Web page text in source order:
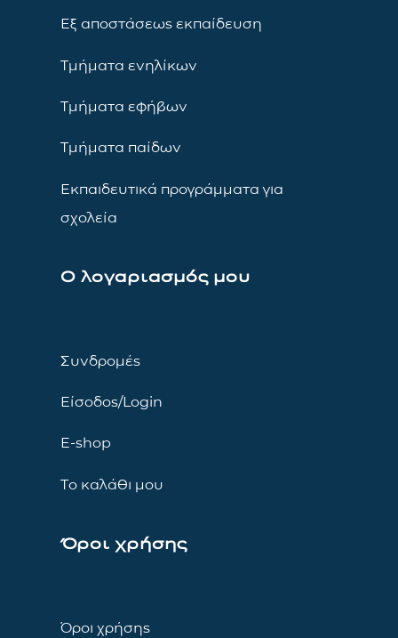
Εξ αποστάσεως εκπαίδευση
Τμήματα ενηλίκων
Τμήματα εφήβων
Τμήματα παίδων
Εκπαιδευτικά προγράμματα για
σχολεία
Ο λογαριασμός μου
Συνδρομές
Είσοδος/Login
E-shop
Το καλάθι μου
Όροι χρήσης
Όροι χρήσης